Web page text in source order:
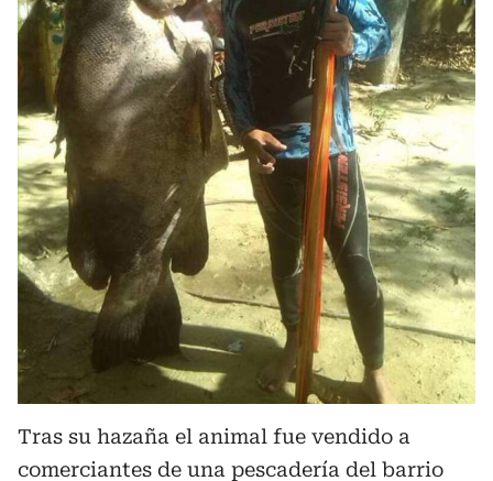
Tras su hazaña el animal fue vendido a
comerciantes de una pescadería del barrio